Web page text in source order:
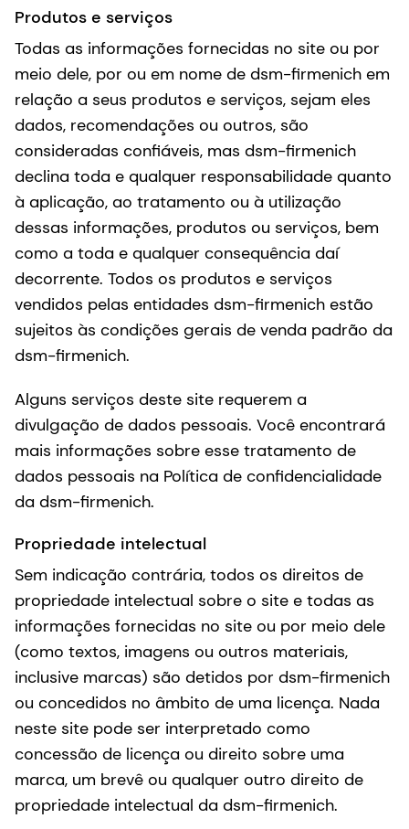
Produtos e serviços
Todas as informações fornecidas no site ou por
meio dele, por ou em nome de dsm-firmenich em
relação a seus produtos e serviços, sejam eles
dados, recomendações ou outros, são
consideradas confiáveis, mas dsm-firmenich
declina toda e qualquer responsabilidade quanto
à aplicação, ao tratamento ou à utilização
dessas informações, produtos ou serviços, bem
como a toda e qualquer consequência daí
decorrente. Todos os produtos e serviços
vendidos pelas entidades dsm-firmenich estão
sujeitos às condições gerais de venda padrão da
dsm-firmenich.
Alguns serviços deste site requerem a
divulgação de dados pessoais. Você encontrará
mais informações sobre esse tratamento de
dados pessoais na Política de confidencialidade
da dsm-firmenich.
Propriedade intelectual
Sem indicação contrária, todos os direitos de
propriedade intelectual sobre o site e todas as
informações fornecidas no site ou por meio dele
(como textos, imagens ou outros materiais,
inclusive marcas) são detidos por dsm-firmenich
ou concedidos no âmbito de uma licença. Nada
neste site pode ser interpretado como
concessão de licença ou direito sobre uma
marca, um brevê ou qualquer outro direito de
propriedade intelectual da dsm-firmenich.